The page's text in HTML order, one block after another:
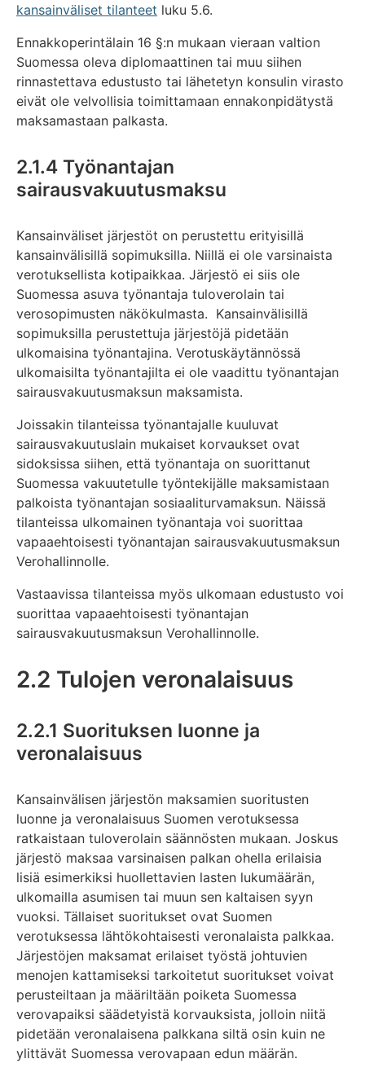
kansainväliset tilanteet luku 5.6.
Ennakkoperintälain 16 §:n mukaan vieraan valtion
Suomessa oleva diplomaattinen tai muu siihen
rinnastettava edustusto tai lähetetyn konsulin virasto
eivät ole velvollisia toimittamaan ennakonpidätystä
maksamastaan palkasta.
2.1.4 Työnantajan
sairausvakuutusmaksu
Kansainväliset järjestöt on perustettu erityisillä
kansainvälisillä sopimuksilla. Niillä ei ole varsinaista
verotuksellista kotipaikkaa. Järjestö ei siis ole
Suomessa asuva työnantaja tuloverolain tai
verosopimusten näkökulmasta. Kansainvälisillä
sopimuksilla perustettuja järjestöjä pidetään
ulkomaisina työnantajina. Verotuskäytännössä
ulkomaisilta työnantajilta ei ole vaadittu työnantajan
sairausvakuutusmaksun maksamista.
Joissakin tilanteissa työnantajalle kuuluvat
sairausvakuutuslain mukaiset korvaukset ovat
sidoksissa siihen, että työnantaja on suorittanut
Suomessa vakuutetulle työntekijälle maksamistaan
palkoista työnantajan sosiaaliturvamaksun. Näissä
tilanteissa ulkomainen työnantaja voi suorittaa
vapaaehtoisesti työnantajan sairausvakuutusmaksun
Verohallinnolle.
Vastaavissa tilanteissa myös ulkomaan edustusto voi
suorittaa vapaaehtoisesti työnantajan
sairausvakuutusmaksun Verohallinnolle.
2.2 Tulojen veronalaisuus
2.2.1 Suorituksen luonne ja
veronalaisuus
Kansainvälisen järjestön maksamien suoritusten
luonne ja veronalaisuus Suomen verotuksessa
ratkaistaan tuloverolain säännösten mukaan. Joskus
järjestö maksaa varsinaisen palkan ohella erilaisia
lisiä esimerkiksi huollettavien lasten lukumäärän,
ulkomailla asumisen tai muun sen kaltaisen syyn
vuoksi. Tällaiset suoritukset ovat Suomen
verotuksessa lähtökohtaisesti veronalaista palkkaa.
Järjestöjen maksamat erilaiset työstä johtuvien
menojen kattamiseksi tarkoitetut suoritukset voivat
perusteiltaan ja määriltään poiketa Suomessa
verovapaiksi säädetyistä korvauksista, jolloin niitä
pidetään veronalaisena palkkana siltä osin kuin ne
ylittävät Suomessa verovapaan edun määrän.